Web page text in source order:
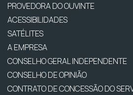
PROVEDORA DO OUVINTE
ACESSIBILIDADES
SATÉLITES
A EMPRESA
CONSELHO GERAL INDEPENDENTE
CONSELHO DE OPINIÃO
CONTRATO DE CONCESSÃO DO